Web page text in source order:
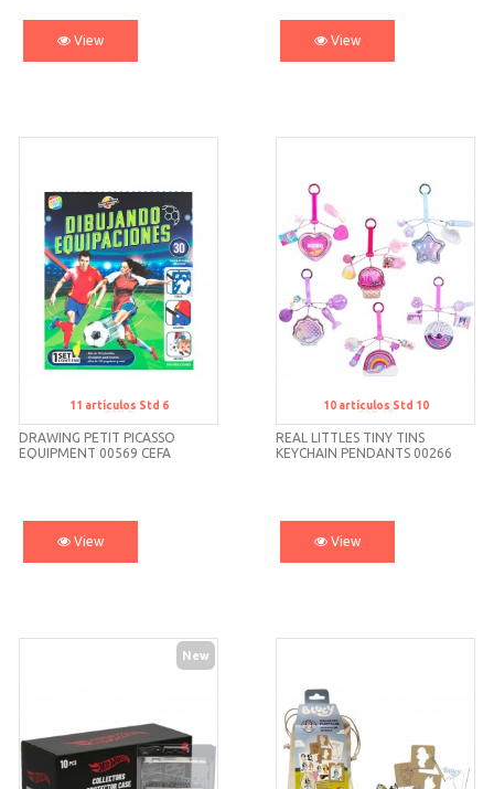
View View
Std 6
DRAWING PETIT PICASSO
EQUIPMENT 00569 CEFA
11 artículos Std 6
View
Std 10
REAL LITTLES TINY TINS
KEYCHAIN PENDANTS 00266
10 artículosStd 10
View
New